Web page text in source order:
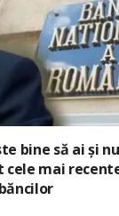
bine să ai și
cele mai